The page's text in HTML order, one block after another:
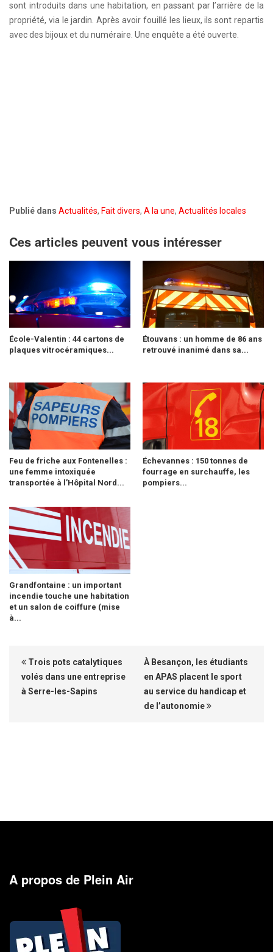
sont introduits dans une habitation, en passant par l’arrière de la
propriété, via le jardin. Après avoir fouillé les lieux, ils sont repartis
avec des bijoux et du numéraire. Une enquête a été ouverte.
Publié dans Actualités, Fait divers, A la une, Actualités locales
Ces articles peuvent vous intéresser
École-Valentin : 44 cartons de
plaques vitrocéramiques...
Étouvans : un homme de 86 ans
retrouvé inanimé dans sa...
Feu de friche aux Fontenelles :
une femme intoxiquée
transportée à l’Hôpital Nord...
Échevannes : 150 tonnes de
fourrage en surchauffe, les
pompiers...
Grandfontaine : un important
incendie touche une habitation
et un salon de coiffure (mise
à...
Trois pots catalytiques
volés dans une entreprise
à Serre-les-Sapins
À Besançon, les étudiants
en APAS placent le sport
au service du handicap et
de l’autonomie
A propos de Plein Air